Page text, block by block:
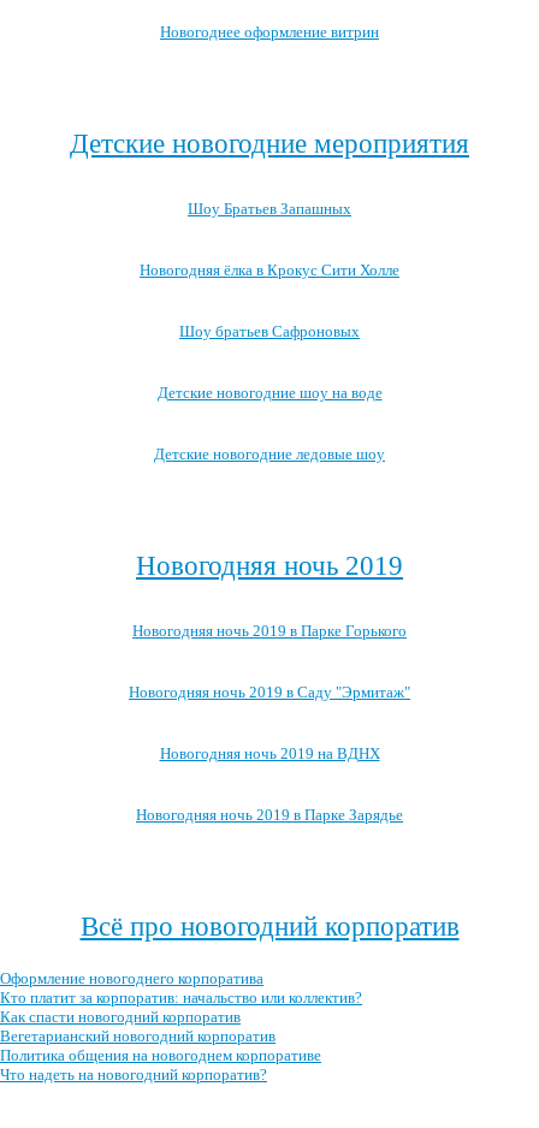
Новогоднее оформление витрин
Детские новогодние мероприятия
Шоу Братьев Запашных
Новогодняя ёлка в Крокус Сити Холле
Шоу братьев Сафроновых
Детские новогодние шоу на воде
Детские новогодние ледовые шоу
Новогодняя ночь 2019
Новогодняя ночь 2019 в Парке Горького
Новогодняя ночь 2019 в Саду "Эрмитаж"
Новогодняя ночь 2019 на ВДНХ
Новогодняя ночь 2019 в Парке Зарядье
Всё про новогодний корпоратив
Оформление новогоднего корпоратива
Кто платит за корпоратив: начальство или коллектив?
Как спасти новогодний корпоратив
Вегетарианский новогодний корпоратив
Политика общения на новогоднем корпоративе
Что надеть на новогодний корпоратив?